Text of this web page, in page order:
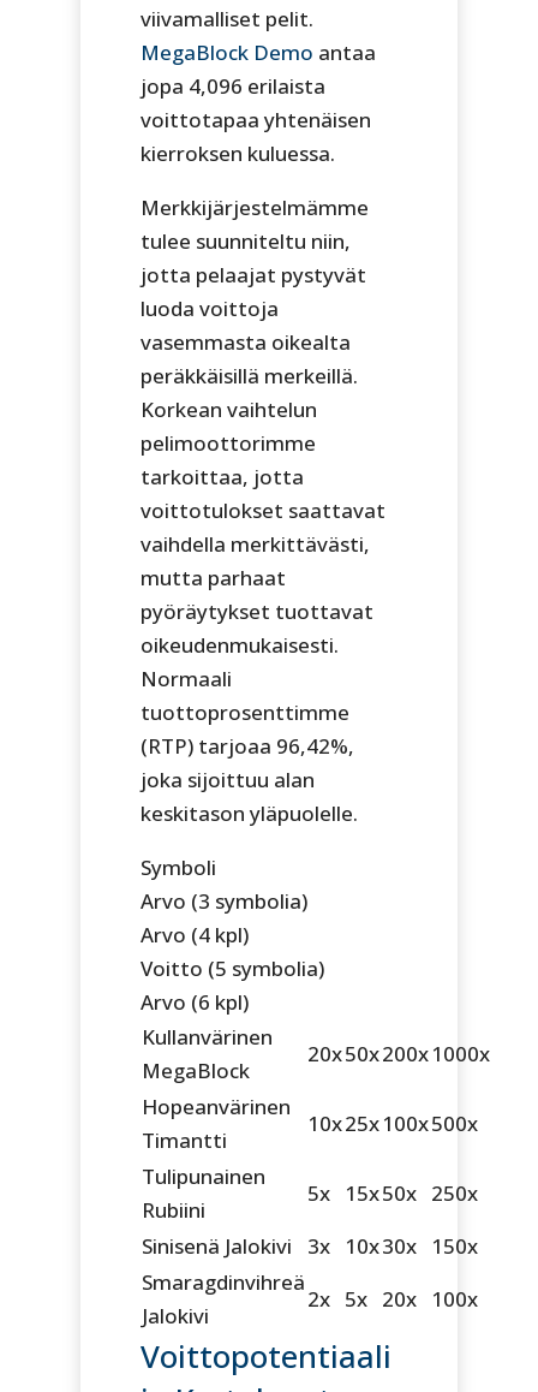
viivamalliset pelit.
MegaBlock Demo antaa
jopa 4,096 erilaista
voittotapaa yhtenäisen
kierroksen kuluessa.
Merkkijärjestelmämme
tulee suunniteltu niin,
jotta pelaajat pystyvät
luoda voittoja
vasemmasta oikealta
peräkkäisillä merkeillä.
Korkean vaihtelun
pelimoottorimme
tarkoittaa, jotta
voittotulokset saattavat
vaihdella merkittävästi,
mutta parhaat
pyöräytykset tuottavat
oikeudenmukaisesti.
Normaali
tuottoprosenttimme
(RTP) tarjoaa 96,42%,
joka sijoittuu alan
keskitason yläpuolelle.
Symboli
Arvo (3 symbolia)
Arvo (4 kpl)
Voitto (5 symbolia)
Arvo (6 kpl)
Kullanvärinen
MegaBlock
20x50x200x1000x
Hopeanvärinen
Timantti
10x25x100x500x
Tulipunainen
Rubiini
5x 15x50x 250x
Sinisenä Jalokivi
3x 10x30x
150x
Smaragdinvihreä
Jalokivi
2x 5x 20x 100x
Voittopotentiaali